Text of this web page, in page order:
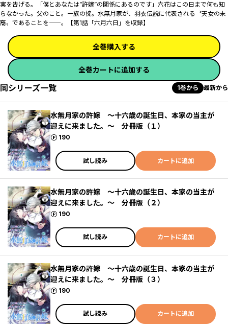
実を告げる。「僕とあなたは”許嫁”の関係にあるのです」―――六花はこの日まで何も知
らなかった。父のこと。一族の掟。水無月家が、羽衣伝説に代表される〝天女の末
裔〟であることを――。【第1話「六月六日」を収録】
全巻購入する
全巻カートに追加する
同シリーズ一覧 1巻から 最新から
水無月家の許嫁 ～十六歳の誕生日、本家の当主が
迎えに来ました。～ 分冊版（１）
190
ポイント
試し読み カートに追加
水無月家の許嫁 ～十六歳の誕生日、本家の当主が
迎えに来ました。～ 分冊版（２）
190
ポイント
試し読み カートに追加
水無月家の許嫁 ～十六歳の誕生日、本家の当主が
迎えに来ました。～ 分冊版（３）
190
ポイント
試し読み カートに追加